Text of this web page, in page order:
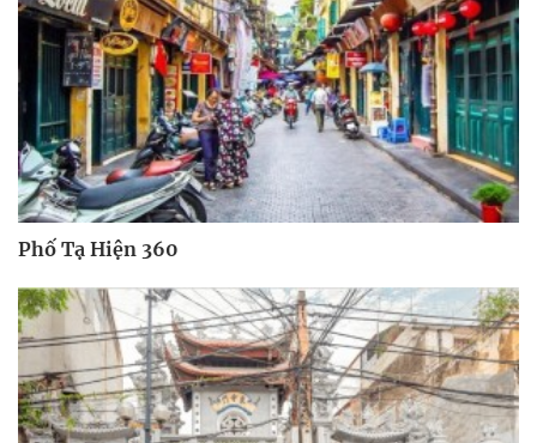
Phố Tạ Hiện 360